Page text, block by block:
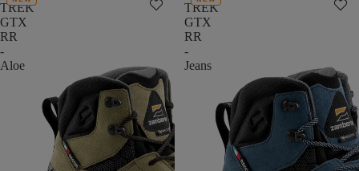
TREK
GTX
RR
-
Aloe
TREK
GTX
RR
-
Jeans